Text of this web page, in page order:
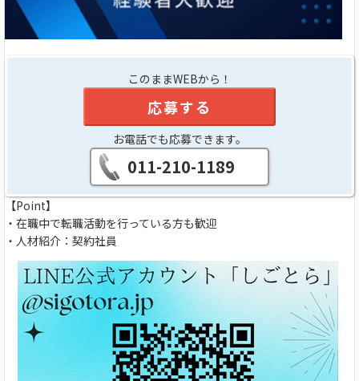
このままWEBから！
応募する
お電話でも応募できます。
011-210-1189
【Point】
・在職中で転職活動を行っている方も歓迎
・人材紹介：契約社員